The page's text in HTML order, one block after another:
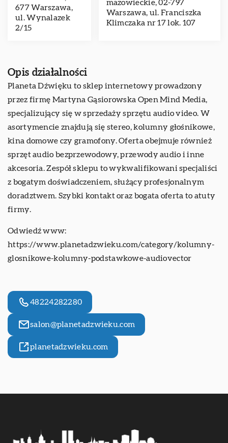
677 Warszawa,
ul. Wynalazek
2/15
mazowieckie, 02-797
Warszawa, ul. Franciszka
Klimczaka nr 17 lok. 107
Opis działalności
Planeta Dźwięku to sklep internetowy prowadzony
przez firmę Martyna Gąsiorowska Open Mind Media,
specjalizujący się w sprzedaży sprzętu audio video. W
asortymencie znajdują się stereo, kolumny głośnikowe,
kina domowe czy gramofony. Oferta obejmuje również
sprzęt audio bezprzewodowy, przewody audio i inne
akcesoria. Zespół sklepu to wykwalifikowani specjaliści
z bogatym doświadczeniem, służący profesjonalnym
doradztwem. Szybki kontakt oraz bogata oferta to atuty
firmy.
Odwiedź www:
https://www.planetadzwieku.com/category/kolumny-
glosnikowe-kolumny-podstawkowe-audiovector
48224282280
salon@planetadzwieku.com
planetadzwieku.com